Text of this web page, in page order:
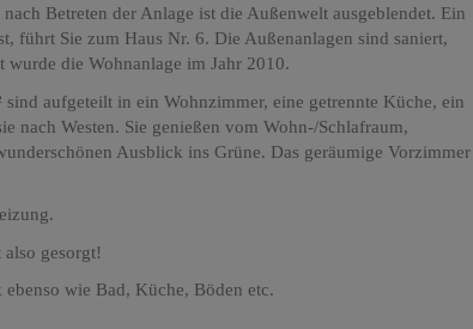
Betreten der Anlage ist die Außenwelt ausgeblendet. Ein
führt Sie zum Haus Nr. 6. Die Außenanlagen sind saniert,
wurde die Wohnanlage im Jahr 2010.
aufgeteilt in ein Wohnzimmer, eine getrennte Küche, ein
nach Westen. Sie genießen vom Wohn-/Schlafraum,
Ausblick ins Grüne. Das geräumige Vorzimmer
gesorgt!
wie Bad, Küche, Böden etc.